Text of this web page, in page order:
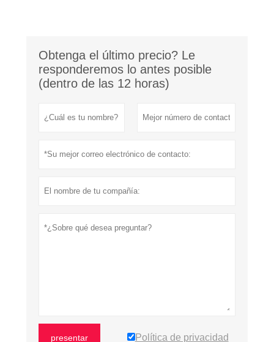
Obtenga el último precio? Le
responderemos lo antes posible
(dentro de las 12 horas)
presentar Política de privacidad